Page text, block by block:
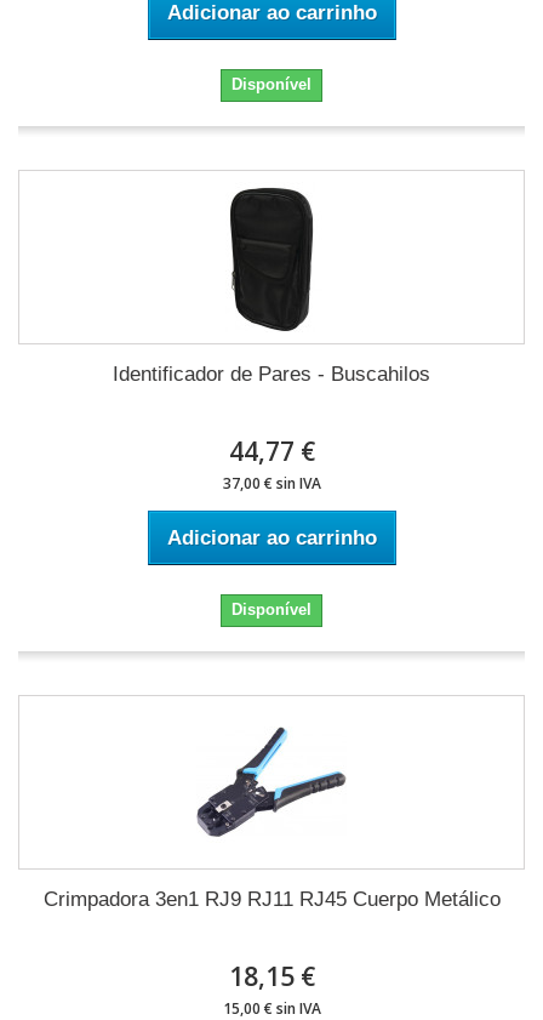
Adicionar ao carrinho
Disponível
Identificador de Pares - Buscahilos
44,77 €
37,00 € sin IVA
Adicionar ao carrinho
Disponível
Crimpadora 3en1 RJ9 RJ11 RJ45 Cuerpo Metálico
18,15 €
15,00 € sin IVA